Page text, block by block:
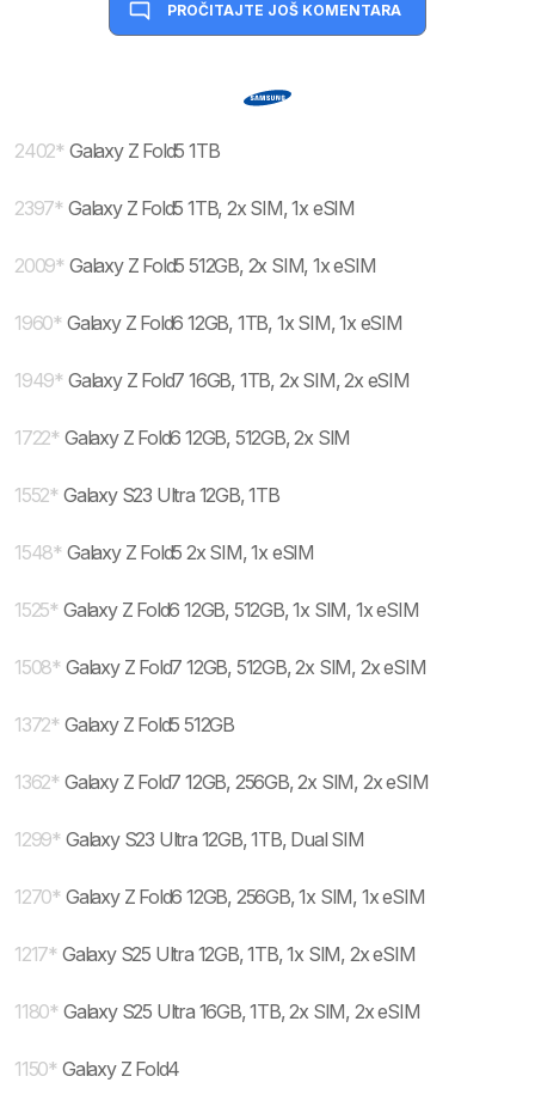
PROČITAJTE JOŠ KOMENTARA
2402* Galaxy Z Fold5 1TB
2397* Galaxy Z Fold5 1TB, 2x SIM, 1x eSIM
2009* Galaxy Z Fold5 512GB, 2x SIM, 1x eSIM
1960* Galaxy Z Fold6 12GB, 1TB, 1x SIM, 1x eSIM
1949* Galaxy Z Fold7 16GB, 1TB, 2x SIM, 2x eSIM
1722* Galaxy Z Fold6 12GB, 512GB, 2x SIM
1552* Galaxy S23 Ultra 12GB, 1TB
1548* Galaxy Z Fold5 2x SIM, 1x eSIM
1525* Galaxy Z Fold6 12GB, 512GB, 1x SIM, 1x eSIM
1508* Galaxy Z Fold7 12GB, 512GB, 2x SIM, 2x eSIM
1372* Galaxy Z Fold5 512GB
1362* Galaxy Z Fold7 12GB, 256GB, 2x SIM, 2x eSIM
1299* Galaxy S23 Ultra 12GB, 1TB, Dual SIM
1270* Galaxy Z Fold6 12GB, 256GB, 1x SIM, 1x eSIM
1217* Galaxy S25 Ultra 12GB, 1TB, 1x SIM, 2x eSIM
1180* Galaxy S25 Ultra 16GB, 1TB, 2x SIM, 2x eSIM
1150* Galaxy Z Fold4